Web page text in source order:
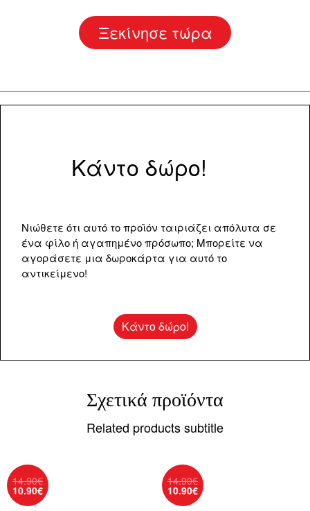
Ξεκίνησε τώρα
Κάντο δώρο!
Νιώθετε ότι αυτό το προϊόν ταιριάζει απόλυτα σε
ένα φίλο ή αγαπημένο πρόσωπο; Μπορείτε να
αγοράσετε μια δωροκάρτα για αυτό το
αντικείμενο!
Κάντο δώρο!
Σχετικά προϊόντα
Related products subtitle
14.90€Original
price
was:
10.90€Η
τρέχουσα
14.90€Original
price
was:
10.90€Η
τρέχουσα